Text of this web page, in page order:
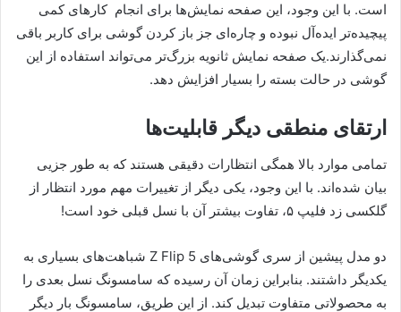
است. با این وجود، این صفحه نمایش‌ها برای انجام کارهای کمی
پیچیده‌تر ایده‌آل نبوده و چاره‌ای جز باز کردن گوشی برای کاربر باقی
نمی‌گذارند.یک صفحه نمایش ثانویه بزرگ‌تر می‌تواند استفاده از این
گوشی در حالت بسته را بسیار افزایش دهد.
ارتقای منطقی دیگر قابلیت‌ها
تمامی موارد بالا همگی انتظارات دقیقی هستند که به طور جزیی
بیان شده‌اند. با این وجود، یکی دیگر از تغییرات مهم مورد انتظار از
گلکسی زد فلیپ ۵، تفاوت بیشتر آن با نسل قبلی خود است!
دو مدل پیشین از سری گوشی‌های Z Flip 5 شباهت‌های بسیاری به
یکدیگر داشتند. بنابراین زمان آن رسیده که سامسونگ نسل بعدی را
به محصولاتی متفاوت تبدیل کند. از این طریق، سامسونگ بار دیگر